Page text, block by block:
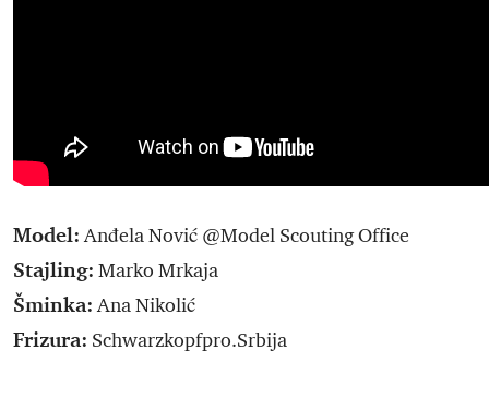
Model:Anđela Nović @Model Scouting Office
Stajling: Marko Mrkaja
Šminka:Ana Nikolić
Frizura: Schwarzkopfpro.Srbija